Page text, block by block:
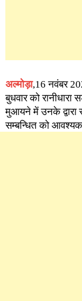
अल्मोड़ा,16 नवंबर
बुधवार को
मुआयने में उनके
सम्बन्धित को आवश्यक